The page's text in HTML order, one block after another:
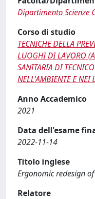
Dipartimento Scienze
Corso di studio
TECNICHE DELLA
LUOGHI DI LAVORO
SANITARIA DI
NELL'AMBIENTE E
Anno Accademico
2021
Data dell'esame
2022-11-14
Titolo inglese
Ergonomic redesign
Relatore